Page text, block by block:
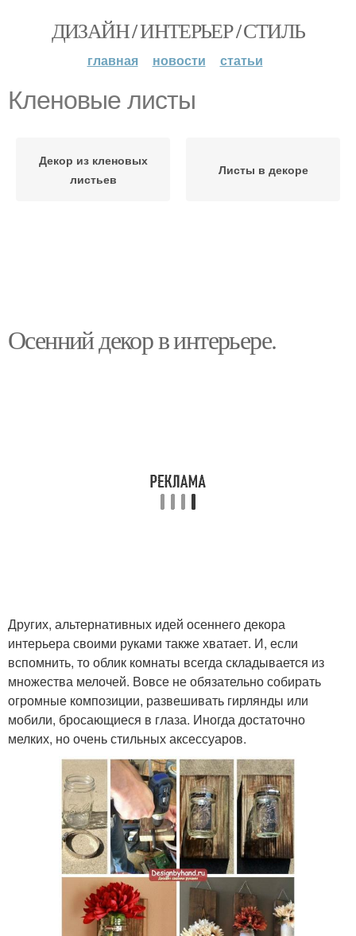
ДИЗАЙН / ИНТЕРЬЕР / СТИЛЬ
главная новости статьи
Кленовые листы
Декор из кленовых
листьев
Листы в декоре
Осенний декор в интерьере.
Других, альтернативных идей осеннего декора
интерьера своими руками также хватает. И, если
вспомнить, то облик комнаты всегда складывается из
множества мелочей. Вовсе не обязательно собирать
огромные композиции, развешивать гирлянды или
мобили, бросающиеся в глаза. Иногда достаточно
мелких, но очень стильных аксессуаров.